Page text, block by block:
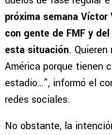
próxima semana Víctor
con gente de FMF y
esta situación.
América porque tienen
estadio…”, informó el
redes sociales.
No obstante, la